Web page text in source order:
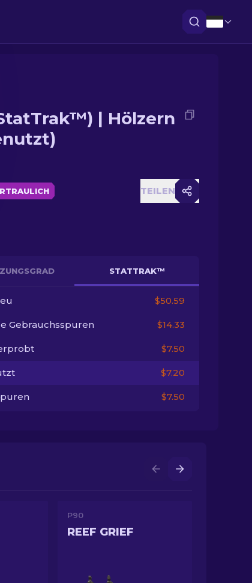
| Hölzern
TEILEN
STATTRAK™
$50.59
Gebrauchsspuren $14.33
$7.50
$7.20
$7.50
P90
REEF GRIEF